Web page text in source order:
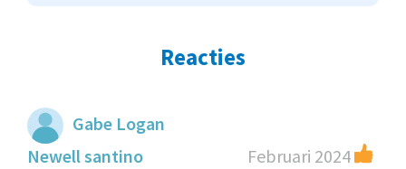
Reacties
Gabe Logan
Newell santino
Februari 2024